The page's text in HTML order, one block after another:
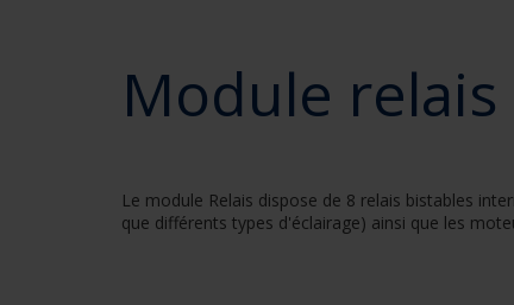
Module relais
Le module Relais dispose de 8 relais bistables
que différents types d'éclairage) ainsi que les